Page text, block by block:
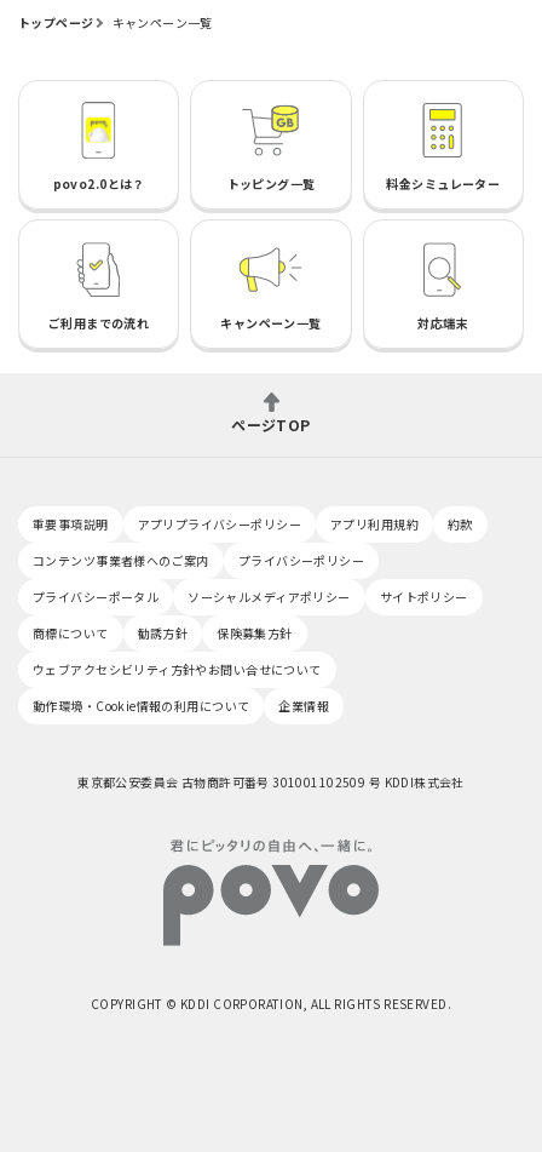
トップページ キャンペーン一覧
povo2.0とは？ トッピング一覧 料金シミュレーター
ご利用までの流れ キャンペーン一覧 対応端末
ページTOP
重要事項説明 アプリプライバシーポリシー アプリ利用規約
約款
コンテンツ事業者様へのご案内
プライバシーポリシー
プライバシーポータル
ソーシャルメディアポリシー
サイトポリシー
商標について
勧誘方針
保険募集方針
ウェブアクセシビリティ方針やお問い合せについて
動作環境・Cookie情報の利用について
企業情報
東京都公安委員会 古物商許可番号 301001102509 号 KDDI株式会社
COPYRIGHT © KDDI CORPORATION, ALL RIGHTS RESERVED.